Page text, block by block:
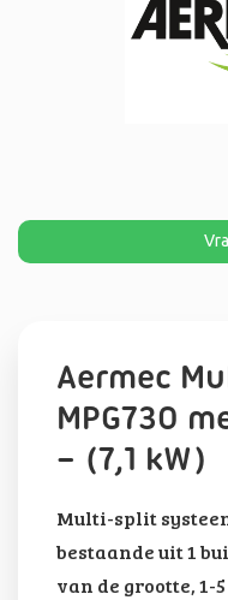
Aermec
MPG730
– (7,1 kW)
Multi-split
bestaande uit 1
van de grootte, 1-